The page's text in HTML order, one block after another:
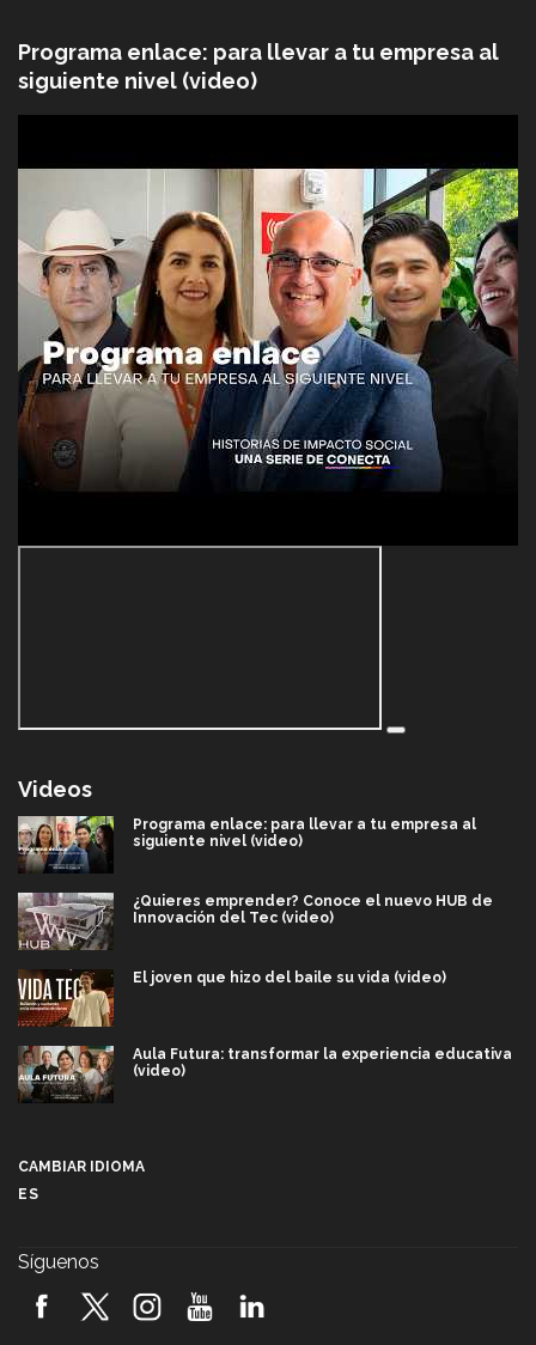
Programa enlace: para llevar a tu empresa al
siguiente nivel (video)
Videos
Programa enlace: para llevar a tu empresa al
siguiente nivel (video)
¿Quieres emprender? Conoce el nuevo HUB de
Innovación del Tec (video)
El joven que hizo del baile su vida (video)
Aula Futura: transformar la experiencia educativa
(video)
2026! (video)
CAMBIAR IDIOMA
ES
Síguenos